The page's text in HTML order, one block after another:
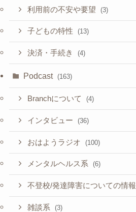
利用前の不安や要望 (3)
子どもの特性 (13)
決済・手続き (4)
Podcast (163)
Branchについて (4)
インタビュー (36)
おはようラジオ (100)
メンタルヘルス系 (6)
不登校/発達障害についての情報
雑談系 (3)